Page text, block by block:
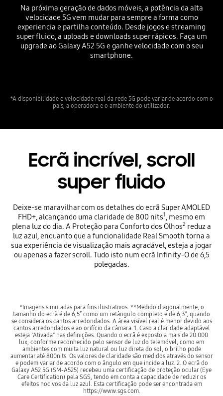
Na próxima geração de dados móveis, a potência da alta
velocidade 5G vem mudar para sempre a forma como
experiencia e partilha conteúdo. Desde jogos e streaming
super fluido, a uploads e downloads super rápidos. Faça um
upgrade ao Galaxy A52 5G e ganhe velocidade com o seu
smartphone.
*A disponibilidade e velocidade real da rede 5G pode variar de acordo com o
país, a operadora e o ambiente do utilizador.
Ecrã incrível, scroll
super fluido
Deixe-se maravilhar com os detalhes do ecrã Super AMOLED
FHD+, alcançando uma claridade de 800 nits1
, mesmo em
plena luz do dia. A Proteção para Conforto dos Olhos2 reduz a
luz azul, enquanto que a funcionalidade Real Smooth torna a
sua experiência de visualização mais agradável, esteja a jogar
ou apenas a fazer scroll. Tudo isto num ecrã Infinity-O de 6,5
polegadas.
*Imagens simuladas para fins ilustrativos. **Medido diagonalmente, o
tamanho do ecrã é de 6,5” como um retângulo completo e de 6,3”, quando
se considera os cantos arredondados. A área visível real é menor devido aos
cantos arredondados e ao orifício da câmara. 1. Caso a claridade adaptável
esteja "Ativada" nas definições. Quando o ecrã é exposto a mais de 20.000
lux, conforme reconhecido pelo sensor de luz do telemóvel, como em
ambientes com muita luz natural ou luz direta do sol, o brilho pode
aumentar até 800nits. Os valores de claridade são medidos através do sensor
e podem variar de acordo com o ângulo em que incide a luz. 2. O ecrã do
Galaxy A52 5G (SM-A525) recebeu uma certificação de proteção ocular (Eye
Care Certification) pela SGS, tendo em conta a capacidade de reduzir os
efeitos nocivos da luz azul. Esta certificação pode ser encontrada em
https://www.sgs.com.